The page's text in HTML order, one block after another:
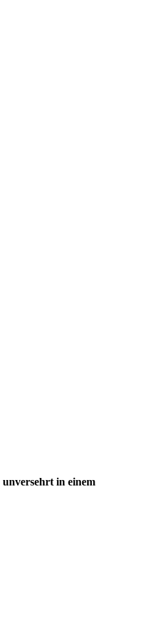
unversehrt in einem